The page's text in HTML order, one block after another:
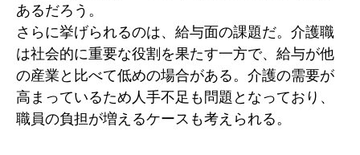
あるだろう。
さらに挙げられるのは、給与面の課題だ。介護職
は社会的に重要な役割を果たす一方で、給与が他
の産業と比べて低めの場合がある。介護の需要が
高まっているため人手不足も問題となっており、
職員の負担が増えるケースも考えられる。